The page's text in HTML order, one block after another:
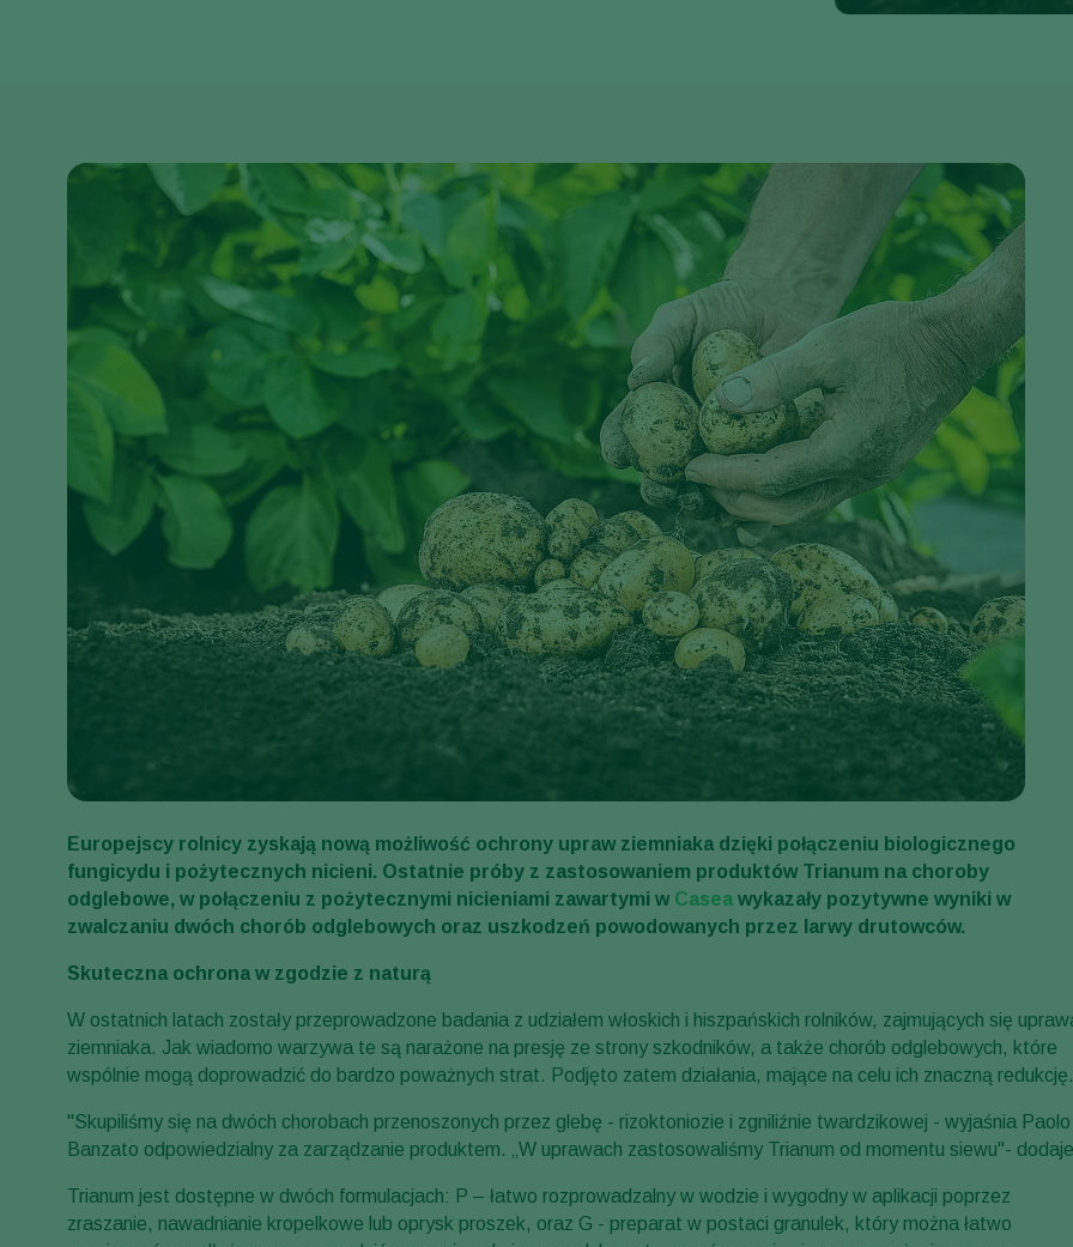
Europejscy rolnicy zyskają nową możliwość ochrony upraw ziemniaka dzięki połączeniu biologicznego
fungicydu i pożytecznych nicieni. Ostatnie próby z zastosowaniem produktów Trianum na choroby
odglebowe, w połączeniu z pożytecznymi nicieniami zawartymi w Casea wykazały pozytywne wyniki w
zwalczaniu dwóch chorób odglebowych oraz uszkodzeń powodowanych przez larwy drutowców.
Skuteczna ochrona w zgodzie z naturą
W ostatnich latach zostały przeprowadzone badania z udziałem włoskich i hiszpańskich rolników, zajmujących się
ziemniaka. Jak wiadomo warzywa te są narażone na presję ze strony szkodników, a także chorób odglebowych, które
wspólnie mogą doprowadzić do bardzo poważnych strat. Podjęto zatem działania, mające na celu ich znaczną redukcję.
"Skupiliśmy się na dwóch chorobach przenoszonych przez glebę - rizoktoniozie i zgniliźnie twardzikowej - wyjaśnia Paolo
Banzato odpowiedzialny za zarządzanie produktem. „W uprawach zastosowaliśmy Trianum od momentu siewu"-
Trianum jest dostępne w dwóch formulacjach: P – łatwo rozprowadzalny w wodzie i wygodny w aplikacji poprzez
zraszanie, nawadnianie kropelkowe lub oprysk proszek, oraz G - preparat w postaci granulek, który można łatwo